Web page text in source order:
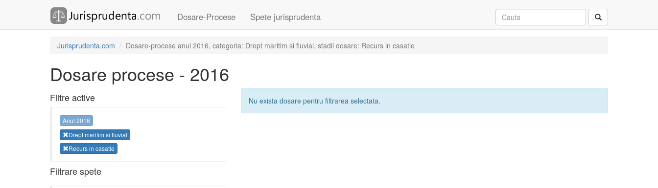
Dosare-Procese Spete jurisprudenta
Jurisprudenta.com Dosare-procese anul 2016, categoria: Drept maritim si fluvial, stadii dosare: Recurs in casatie
Dosare procese - 2016
Filtre active
Anul 2016
Drept maritim si fluvial
Recurs in casatie
Filtrare spete
Nu exista dosare pentru filtrarea selectata.